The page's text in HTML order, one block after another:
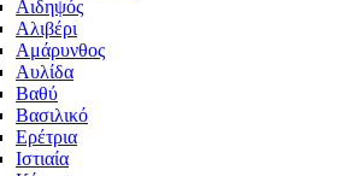
Αιδηψός
Αλιβέρι
Αμάρυνθος
Αυλίδα
Βαθύ
Βασιλικό
Ερέτρια
Ιστιαία